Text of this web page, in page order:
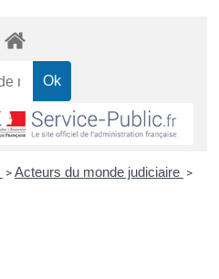
> Acteurs du monde judiciaire >